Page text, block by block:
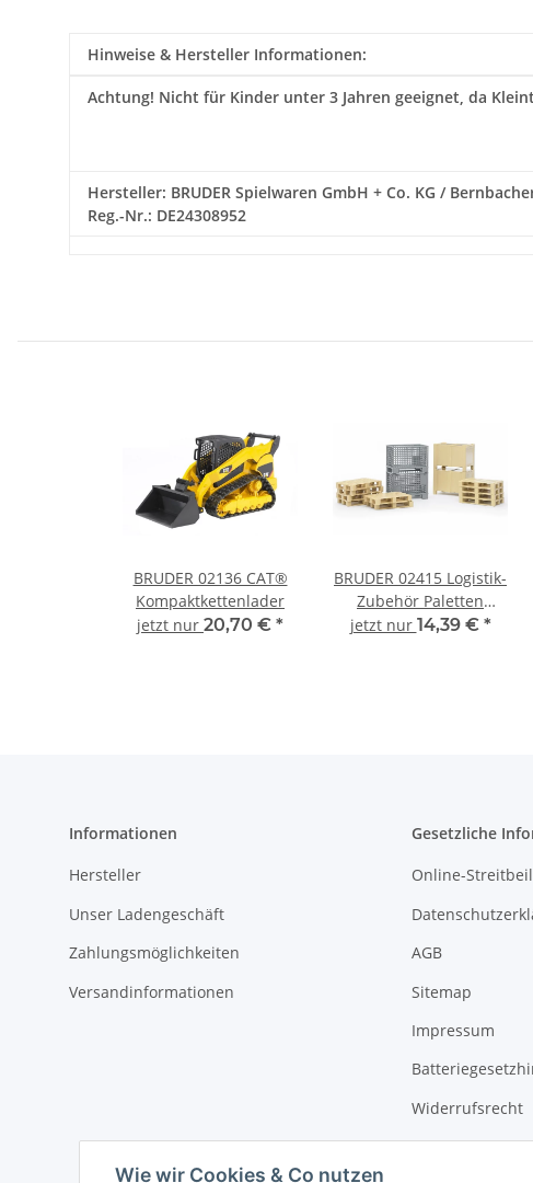
Wie wir Cookies & Co nutzen
Hinweise & Hersteller Informationen:
Achtung! Nicht für Kinder unter 3 Jahren geeignet, da
Hersteller: BRUDER Spielwaren GmbH + Co. KG /
Reg.-Nr.: DE24308952
BRUDER 02136 CAT®
Kompaktkettenlader
jetzt nur 20,70 € *
BRUDER 02415 Logistik-
Zubehör Paletten
Kisten und Gitterboxen
jetzt nur 14,39 € *
Informationen
Hersteller
Unser Ladengeschäft
Zahlungsmöglichkeiten
Versandinformationen
Gesetzliche
Online-
AGB
Sitemap
Impressum
Widerrufsrecht